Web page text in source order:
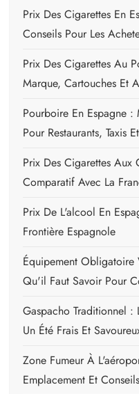
Prix Des Cigarettes En
Conseils Pour Les
Prix Des Cigarettes Au
Marque, Cartouches Et
Pourboire En Espagne :
Pour Restaurants, Taxis
Prix Des Cigarettes Aux
Comparatif Avec La
Prix De L'alcool En
Frontière Espagnole
Équipement Obligatoire
Qu'il Faut Savoir Pour
Gaspacho Traditionnel :
Un Été Frais Et
Zone Fumeur À
Emplacement Et